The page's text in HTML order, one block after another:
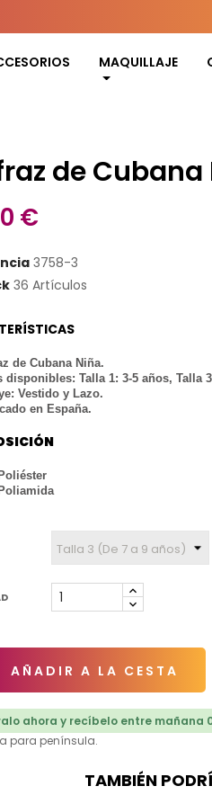
MAQUILLAJE
de
€
3758-3
36 Artículos
de Cubana Niña.
disponibles: Talla 1: 3-5 años, Talla
Vestido y Lazo.
en España.
AÑADIR A LA CESTA
ahora y recíbelo entre mañana
para península.
TAMBIÉN